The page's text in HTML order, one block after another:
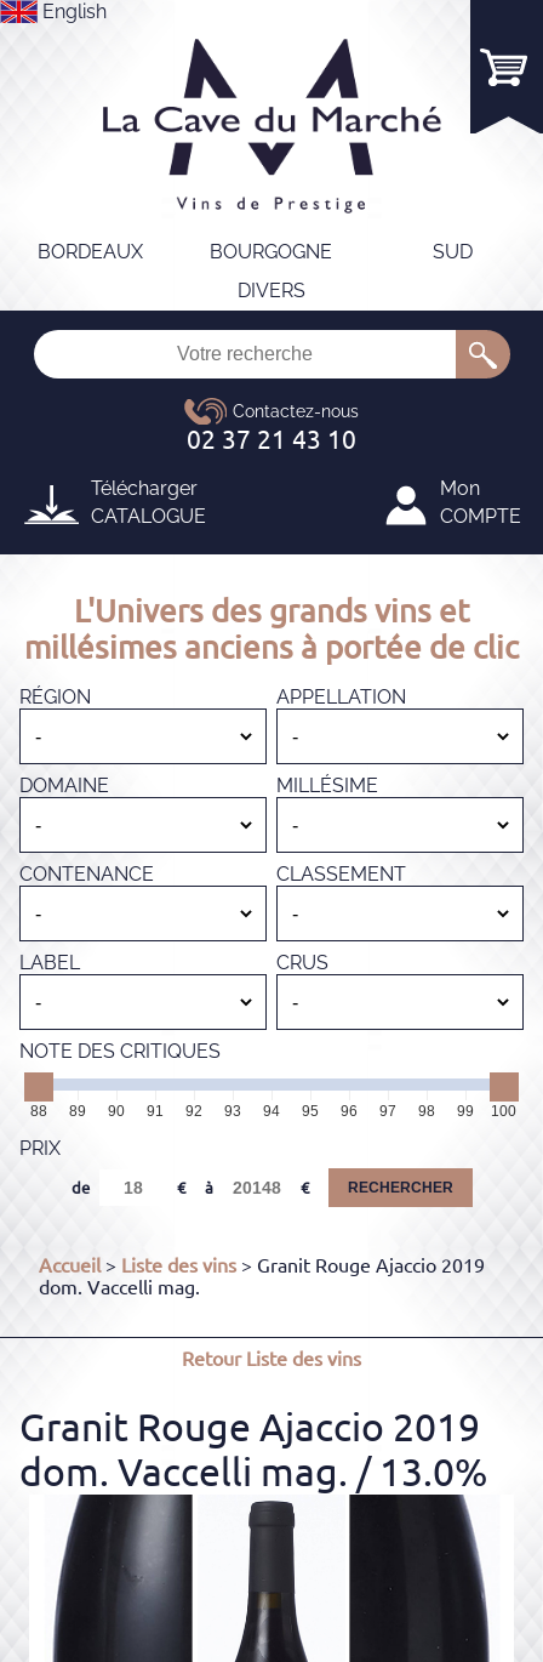
English
BORDEAUX BOURGOGNE
SUD
DIVERS
Télécharger
CATALOGUE
Mon
COMPTE
L'Univers des grands vins et
millésimes anciens à portée de clic
RÉGION APPELLATION
DOMAINE MILLÉSIME
CONTENANCE CLASSEMENT
LABEL CRUS
NOTE DES CRITIQUES
88 89 90 91 92 93 94 95 96 97 98 99 100
PRIX
de à RECHERCHER
Accueil> Liste des vins > Granit Rouge Ajaccio 2019
dom. Vaccelli mag.
RetourListe des vins
Granit Rouge Ajaccio 2019
dom. Vaccelli mag. / 13.0%